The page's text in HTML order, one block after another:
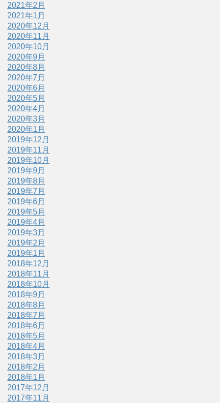
2021年2月
2021年1月
2020年12月
2020年11月
2020年10月
2020年9月
2020年8月
2020年7月
2020年6月
2020年5月
2020年4月
2020年3月
2020年1月
2019年12月
2019年11月
2019年10月
2019年9月
2019年8月
2019年7月
2019年6月
2019年5月
2019年4月
2019年3月
2019年2月
2019年1月
2018年12月
2018年11月
2018年10月
2018年9月
2018年8月
2018年7月
2018年6月
2018年5月
2018年4月
2018年3月
2018年2月
2018年1月
2017年12月
2017年11月